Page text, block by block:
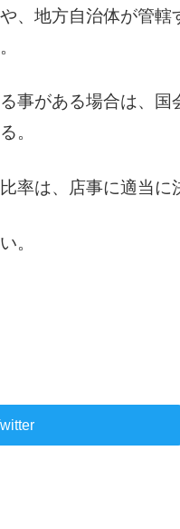
、地方自治体が管
事がある場合は、
。
率は、店事に適当に
。